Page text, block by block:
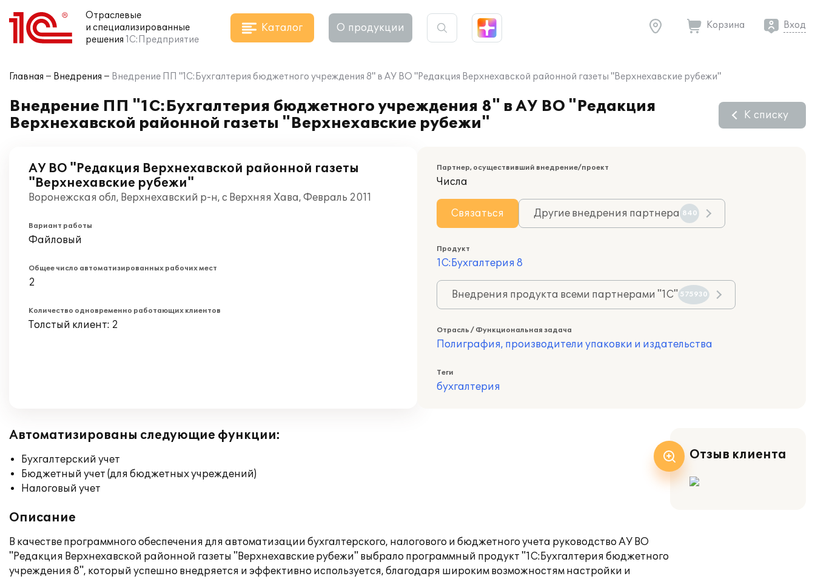
Отраслевые
и специализированные
решения 1С:Предприятие
Каталог О продукции Корзина Вход
Главная Внедрения Внедрение ПП "1С:Бухгалтерия бюджетного учреждения 8" в АУ ВО "Редакция Верхнехавской районной газеты "Верхнехавские рубежи"
Внедрение ПП "1С:Бухгалтерия бюджетного учреждения 8" в АУ ВО "Редакция
Верхнехавской районной газеты "Верхнехавские рубежи"
К списку
АУ ВО "Редакция Верхнехавской районной газеты
"Верхнехавские рубежи"
Воронежская обл, Верхнехавский р-н, с Верхняя Хава, Февраль 2011
Вариант работы
Файловый
Общее число автоматизированных рабочих мест
2
Количество одновременно работающих клиентов
Толстый клиент: 2
Партнер, осуществивший внедрение/проект
Числа
Связаться Другие внедрения партнера 840
Продукт
1С:Бухгалтерия 8
Внедрения продукта всеми партнерами "1С" 575930
Отрасль / Функциональная задача
Полиграфия, производители упаковки и издательства
Теги
бухгалтерия
Автоматизированы следующие функции:
Бухгалтерский учет
Бюджетный учет (для бюджетных учреждений)
Налоговый учет
Описание
В качестве программного обеспечения для автоматизации бухгалтерского, налогового и бюджетного учета руководство АУ ВО
"Редакция Верхнехавской районной газеты "Верхнехавские рубежи" выбрало программный продукт "1С:Бухгалтерия бюджетного
учреждения 8", который успешно внедряется и эффективно используется, благодаря широким возможностям настройки и
Отзыв клиента